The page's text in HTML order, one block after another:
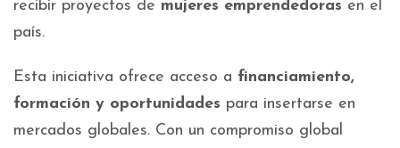
recibir proyectos de mujeres emprendedoras en el
país.
Esta iniciativa ofrece acceso a financiamiento,
formación y oportunidades para insertarse en
mercados globales. Con un compromiso global